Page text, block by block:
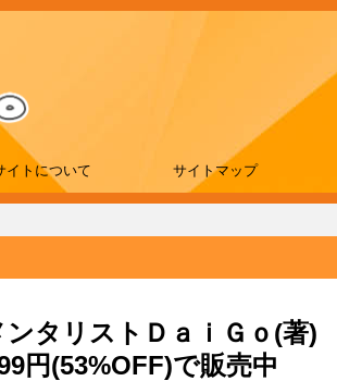
イトについて サイトマップ
タリストＤａｉＧｏ(著)
円(53%OFF)で販売中